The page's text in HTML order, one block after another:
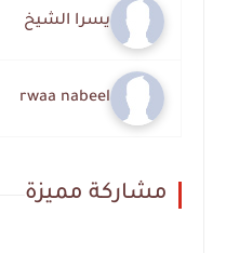
يسرا الشيخ
rwaa nabeel
مشاركة مميزة